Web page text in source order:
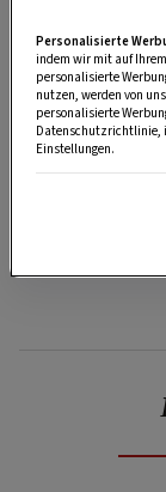
Personalisierte
indem wir mit auf
personalisierte
nutzen, werden von
personalisierte
Datenschutzrichtlinie,
Einstellungen.